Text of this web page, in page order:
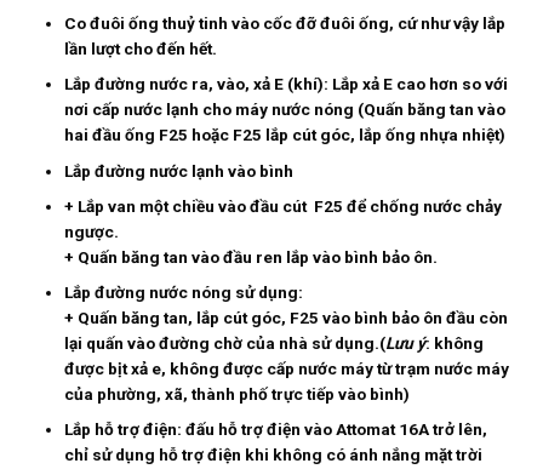
Co đuôi ống thuỷ tinh vào cốc đỡ đuôi ống, cứ như vậy lắp
lần lượt cho đến hết.
Lắp đường nước ra, vào, xả E (khí): Lắp xả E cao hơn so với
nơi cấp nước lạnh cho máy nước nóng (Quấn băng tan vào
hai đầu ống F25 hoặc F25 lắp cút góc, lắp ống nhựa nhiệt)
Lắp đường nước lạnh vào bình
+ Lắp van một chiều vào đầu cút F25 để chống nước chảy
ngược.
+ Quấn băng tan vào đầu ren lắp vào bình bảo ôn.
Lắp đường nước nóng sử dụng:
+ Quấn băng tan, lắp cút góc, F25 vào bình bảo ôn đầu còn
lại quấn vào đường chờ của nhà sử dụng.(Lưu ý: không
được bịt xả e, không được cấp nước máy từ trạm nước máy
của phường, xã, thành phố trực tiếp vào bình)
Lắp hỗ trợ điện: đấu hỗ trợ điện vào Attomat 16A trở lên,
chỉ sử dụng hỗ trợ điện khi không có ánh nắng mặt trời